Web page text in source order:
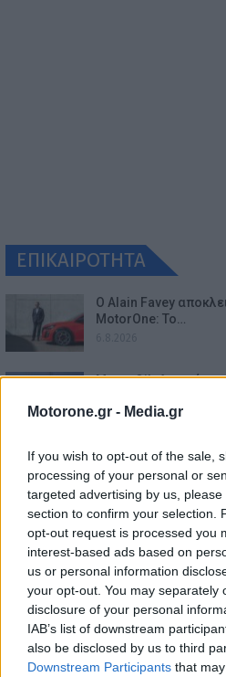
Motorone.gr - Media.gr
If you wish to opt-out of the sale,
processing of your personal or
targeted advertising by us,
section to confirm your selection.
opt-out request is processed you
interest-based ads based on
us or personal information
your opt-out. You may separately
disclosure of your personal
IAB’s list of downstream
also be disclosed by us to third
Downstream Participants that
ΕΠΙΚΑΙΡΟΤΗΤΑ
Ο Alain Favey
MotorOne: Το…
Motor Oil: Δωρεά
6.8.2026
Skoda: Ξεκίνησε η
Δείτε Video…
6.8.2026
GAC: Πώς το
μέλλοντος…
6.8.2026
Mercedes-AMG GT
ηλεκτρικό GT με…
6.8.2026